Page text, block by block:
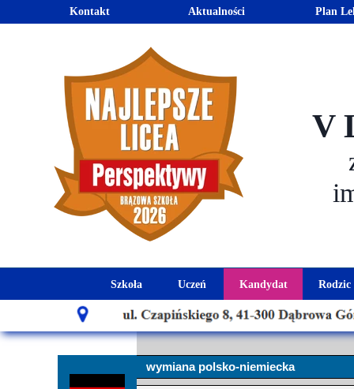
Rodzic
Szkoła
Historia szkoły
Misja szkoły
Uczeń
Kalendarz roku szkolnego
Egzaminy i sprawdziany
Kandydat
Aktualności dla
Sprawdzian
V
Plan
Aktualności
Kontakt
wymiana polsko-niemiecka